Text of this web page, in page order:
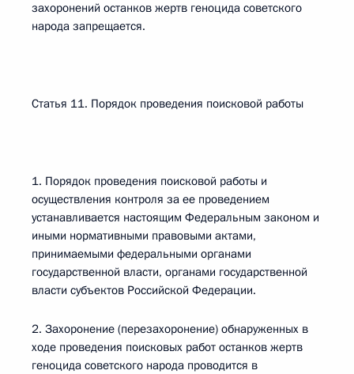
захоронений останков жертв геноцида советского
народа запрещается.
Статья 11. Порядок проведения поисковой работы
1. Порядок проведения поисковой работы и
осуществления контроля за ее проведением
устанавливается настоящим Федеральным законом и
иными нормативными правовыми актами,
принимаемыми федеральными органами
государственной власти, органами государственной
власти субъектов Российской Федерации.
2. Захоронение (перезахоронение) обнаруженных в
ходе проведения поисковых работ останков жертв
геноцида советского народа проводится в